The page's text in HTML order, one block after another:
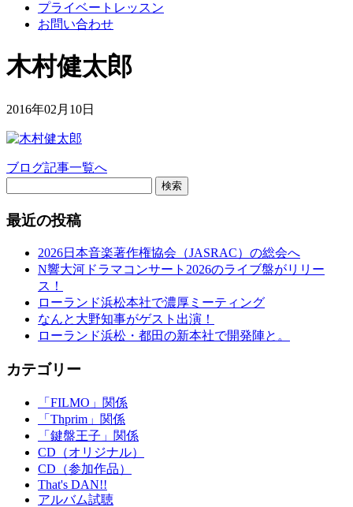
プライベートレッスン
お問い合わせ
木村健太郎
2016年02月10日
ブログ記事一覧へ
検索
最近の投稿
2026日本音楽著作権協会（JASRAC）の総会へ
N響大河ドラマコンサート2026のライブ盤がリリー
ス！
ローランド浜松本社で濃厚ミーティング
なんと大野知事がゲスト出演！
ローランド浜松・都田の新本社で開発陣と。
カテゴリー
「FILMO」関係
「Thprim」関係
「鍵盤王子」関係
CD（オリジナル）
CD（参加作品）
That's DAN!!
アルバム試聴